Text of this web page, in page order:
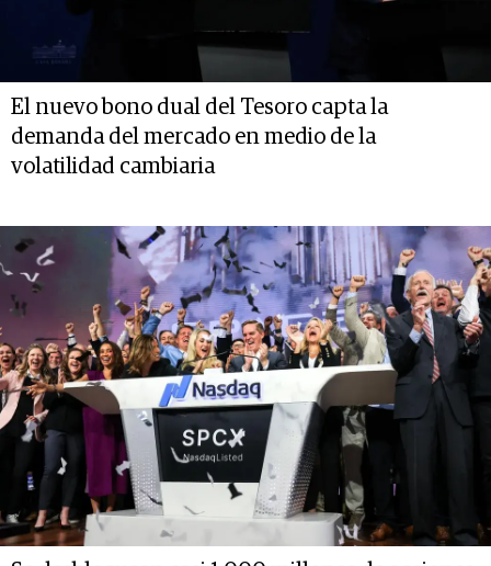
El nuevo bono dual del Tesoro capta la
demanda del mercado en medio de la
volatilidad cambiaria